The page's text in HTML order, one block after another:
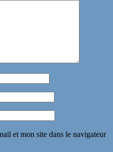
et mon site dans le navigateur